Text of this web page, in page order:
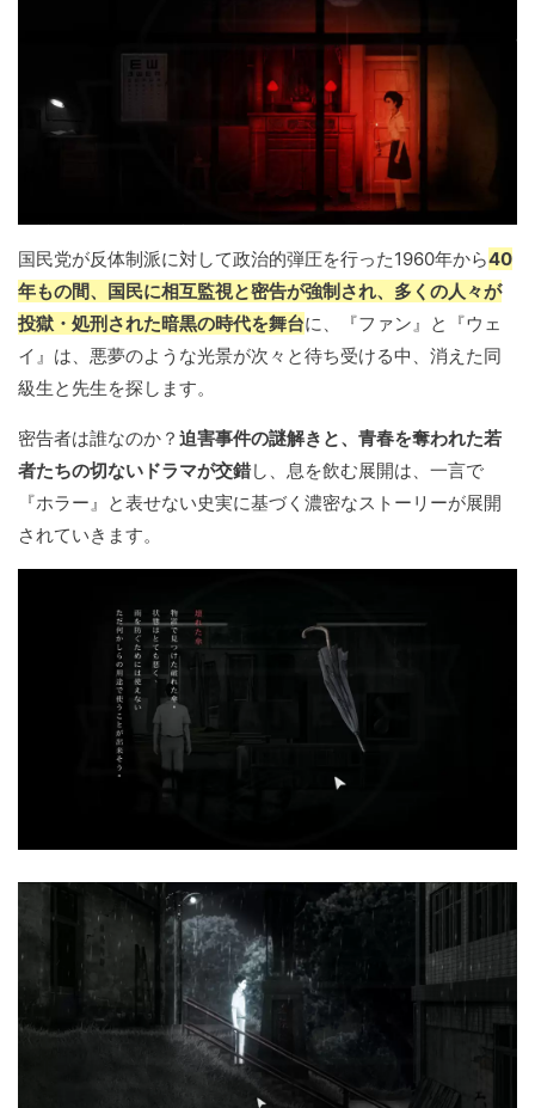
国民党が反体制派に対して政治的弾圧を行った1960年から40
年もの間、国民に相互監視と密告が強制され、多くの人々が
投獄・処刑された暗黒の時代を舞台に、『ファン』と『ウェ
イ』は、悪夢のような光景が次々と待ち受ける中、消えた同
級生と先生を探します。
密告者は誰なのか？ 迫害事件の謎解きと、青春を奪われた若
者たちの切ないドラマが交錯し、息を飲む展開は、一言で
『ホラー』と表せない史実に基づく濃密なストーリーが展開
されていきます。